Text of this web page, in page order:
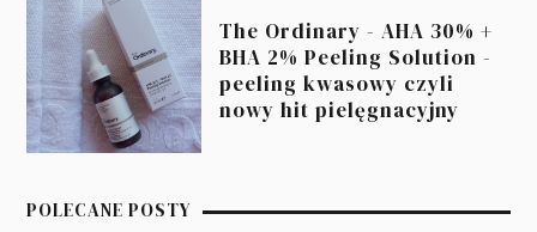
The Ordinary - AHA 30% +
BHA 2% Peeling Solution -
peeling kwasowy czyli
nowy hit pielęgnacyjny
POLECANE POSTY